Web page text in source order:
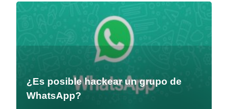
¿Es posible hackear un grupo de
WhatsApp?